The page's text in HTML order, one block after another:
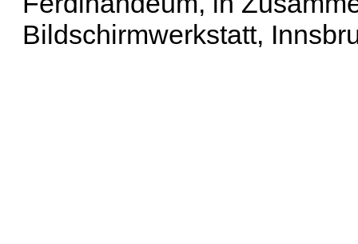
Bildschirmwerkstatt,